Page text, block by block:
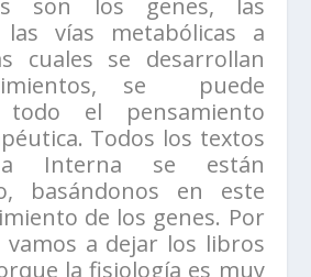
vías metabólicas a
cuales se desarrollan
se puede
todo el pensamiento
Todos los textos
Interna se están
basándonos en este
de los genes. Por
a dejar los libros
la fisiología es muy